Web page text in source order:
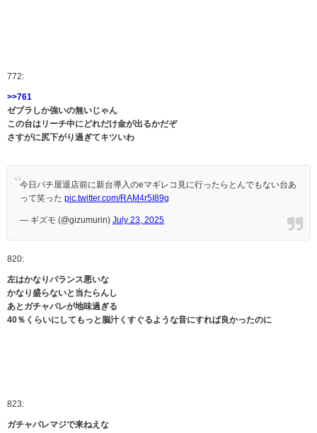
772:
>>761
ゼブラしか強いの無いじゃん
この台はリーチ中にどれだけ金が出るかだぞ
さすがに尻下がり過ぎてキツいわ
今日パチ屋退店前に新台導入のeマギレコ見に行ったらとんでもない台あ
って笑った pic.twitter.com/RAM4r5I89g
— ギズモ (@gizumurin) July 23, 2025
820:
左はかなりバランス悪いな
かなり盛らないと当たらんし
あとガチャバレが地味過ぎる
40％くらいにしてもっと脳汁くすぐるような音にすれば良かったのに
823:
ガチャバレマジで来ねえな